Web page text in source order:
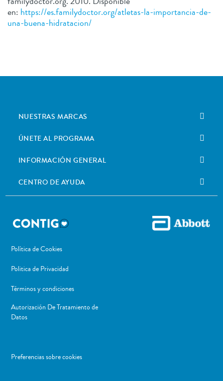
en: https://es.familydoctor.org/atletas-la-importancia-de-
una-buena-hidratacion/
NUESTRAS MARCAS
ÚNETE AL PROGRAMA
INFORMACIÓN GENERAL
CENTRO DE AYUDA
Política de Cookies
Politica de Privacidad
Términos y condiciones
Autorización De Tratamiento de
Datos
Preferencias sobre cookies